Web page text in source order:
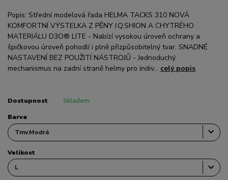
Popis: Střední modelová řada HELMA TACKS 310 NOVÁ
KOMFORTNÍ VÝSTELKA Z PĚNY I.Q.SHION A CHYTRÉHO
MATERIÁLU D3O® LITE - Nabízí vysokou úroveň ochrany a
špičkovou úroveň pohodlí i plně přizpůsobitelný tvar. SNADNÉ
NASTAVENÍ BEZ POUŽITÍ NÁSTROJŮ - Jednoduchý
mechanismus na zadní straně helmy pro indiv... celý popis
Dostupnost Skladem
Barva
Velikost